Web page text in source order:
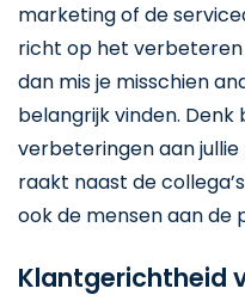
marketing of de
richt op het verbeteren
dan mis je misschien
belangrijk vinden.
verbeteringen aan
raakt naast de
ook de mensen aan de
Klantgerichtheid